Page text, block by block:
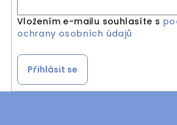
Vložením e-mailu souhlasíte s
ochrany osobních údajů
Přihlásit se